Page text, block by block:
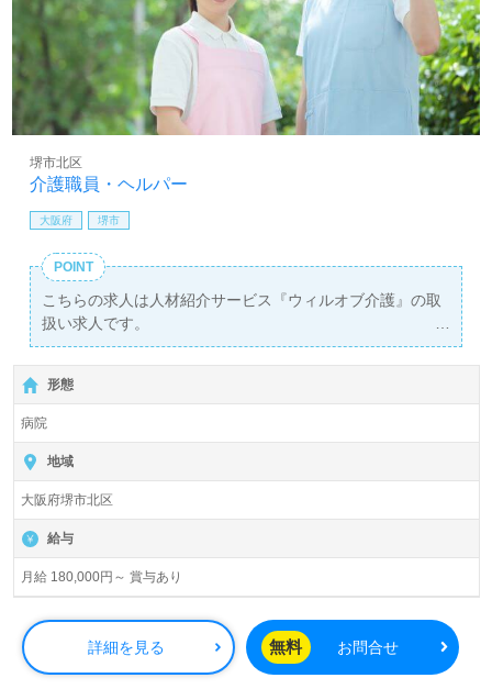
介護職員・ヘルパー
堺市北区
大阪府 堺市
POINT
こちらの求人は人材紹介サービス『ウィルオブ介護』の取
扱い求人です。
詳細に関してお気軽にご相談ください♪
【無料】で皆さんの転職活動をサポートいたします。
形態
病院
地域
大阪府堺市北区
給与
月給 180,000円～ 賞与あり
詳細を見る 無料 お問合せ